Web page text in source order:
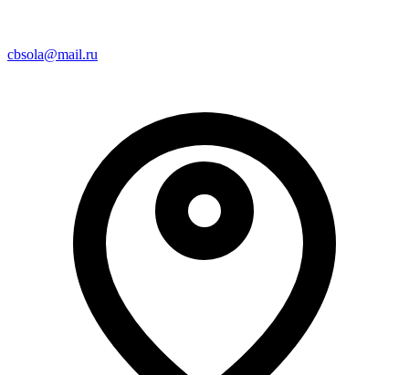
cbsola@mail.ru